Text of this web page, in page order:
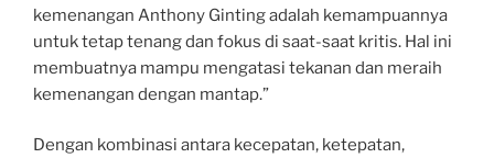
kemenangan Anthony Ginting adalah kemampuannya
untuk tetap tenang dan fokus di saat-saat kritis. Hal ini
membuatnya mampu mengatasi tekanan dan meraih
kemenangan dengan mantap.”
Dengan kombinasi antara kecepatan, ketepatan,